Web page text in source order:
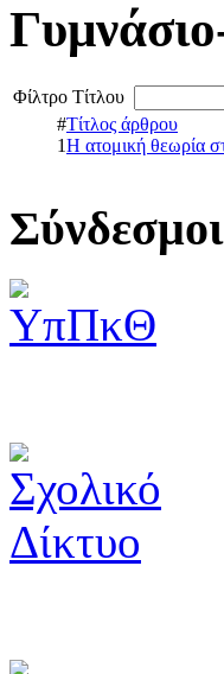
Φίλτρο Τίτλου
#Τίτλος άρθρου
1Η ατομική θεωρία
Σύνδεσμοι